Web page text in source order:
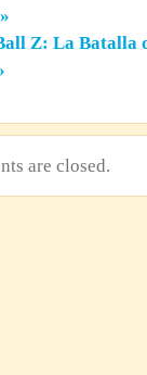
Z: La Batalla
are closed.